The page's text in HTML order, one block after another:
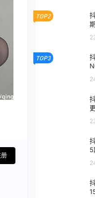
TOP2
期
TOP3
9
5